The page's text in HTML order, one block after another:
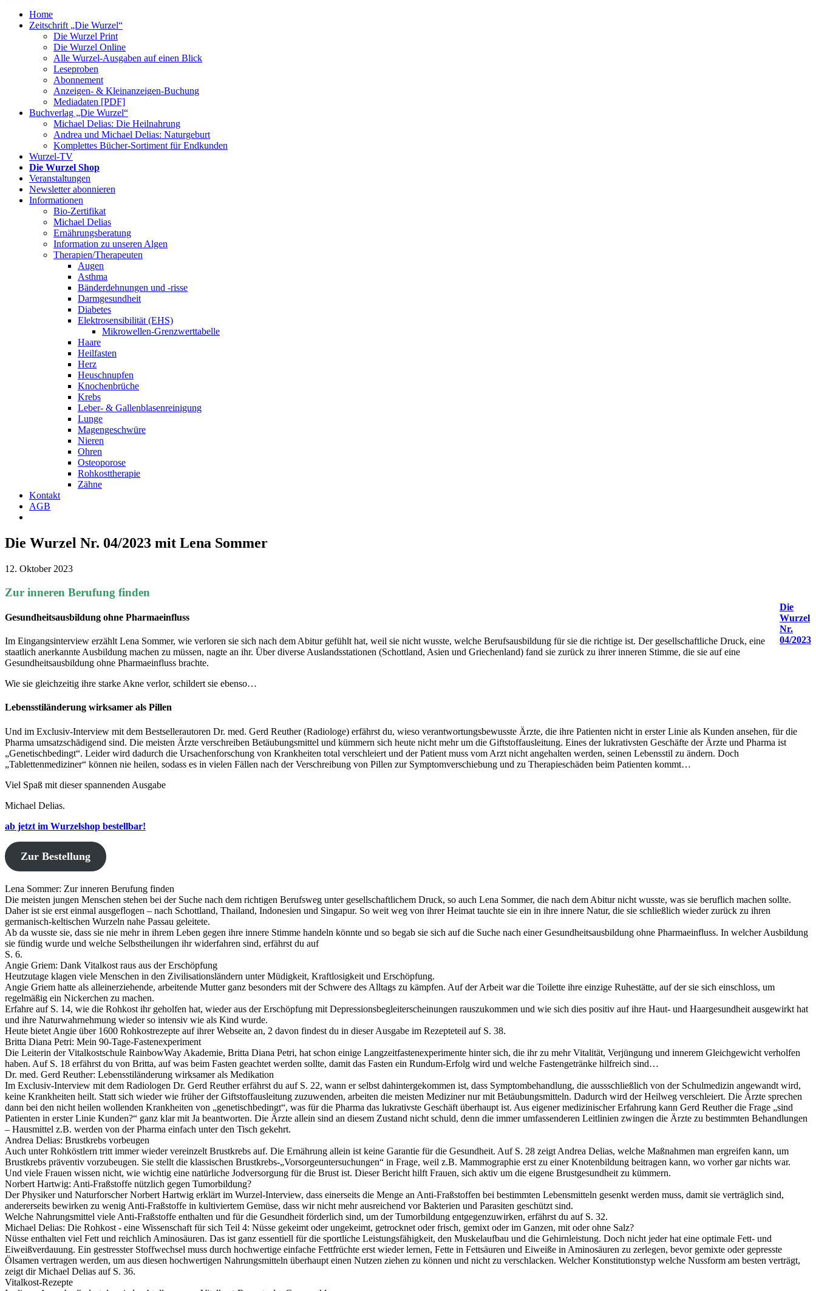
Home
Zeitschrift „Die Wurzel“
Die Wurzel Print
Die Wurzel Online
Alle Wurzel-Ausgaben auf einen Blick
Leseproben
Abonnement
Anzeigen- & Kleinanzeigen-Buchung
Mediadaten [PDF]
Buchverlag „Die Wurzel“
Michael Delias: Die Heilnahrung
Andrea und Michael Delias: Naturgeburt
Komplettes Bücher-Sortiment für Endkunden
Wurzel-TV
Die Wurzel Shop
Veranstaltungen
Newsletter abonnieren
Informationen
Bio-Zertifikat
Michael Delias
Ernährungsberatung
Information zu unseren Algen
Therapien/Therapeuten
Augen
Asthma
Bänderdehnungen und -risse
Darmgesundheit
Diabetes
Elektrosensibilität (EHS)
Mikrowellen-Grenzwerttabelle
Haare
Heilfasten
Herz
Heuschnupfen
Knochenbrüche
Krebs
Leber- & Gallenblasenreinigung
Lunge
Magengeschwüre
Nieren
Ohren
Osteoporose
Rohkosttherapie
Zähne
Kontakt
AGB
Die Wurzel Nr. 04/2023 mit Lena Sommer
12. Oktober 2023
Die
Wurzel
Nr.
04/2023
Zur inneren Berufung finden
Gesundheitsausbildung ohne Pharmaeinfluss
Im Eingangsinterview erzählt Lena Sommer, wie verloren sie sich nach dem Abitur gefühlt hat, weil sie nicht wusste, welche Berufsausbildung für sie die richtige ist. Der gesellschaftliche Druck, eine
staatlich anerkannte Ausbildung machen zu müssen, nagte an ihr. Über diverse Auslandsstationen (Schottland, Asien und Griechenland) fand sie zurück zu ihrer inneren Stimme, die sie auf eine
Gesundheitsausbildung ohne Pharmaeinfluss brachte.
Wie sie gleichzeitig ihre starke Akne verlor, schildert sie ebenso…
Lebensstiländerung wirksamer als Pillen
Und im Exclusiv-Interview mit dem Bestsellerautoren Dr. med. Gerd Reuther (Radiologe) erfährst du, wieso verantwortungsbewusste Ärzte, die ihre Patienten nicht in erster Linie als Kunden ansehen, für die
Pharma umsatzschädigend sind. Die meisten Ärzte verschreiben Betäubungsmittel und kümmern sich heute nicht mehr um die Giftstoffausleitung. Eines der lukrativsten Geschäfte der Ärzte und Pharma ist
„Genetischbedingt“. Leider wird dadurch die Ursachenforschung von Krankheiten total verschleiert und der Patient muss vom Arzt nicht angehalten werden, seinen Lebensstil zu ändern. Doch
„Tablettenmediziner“ können nie heilen, sodass es in vielen Fällen nach der Verschreibung von Pillen zur Symptomverschiebung und zu Therapieschäden beim Patienten kommt…
Viel Spaß mit dieser spannenden Ausgabe
Michael Delias.
ab jetzt im Wurzelshop bestellbar!
Zur Bestellung
Lena Sommer: Zur inneren Berufung finden
Die meisten jungen Menschen stehen bei der Suche nach dem richtigen Berufsweg unter gesellschaftlichem Druck, so auch Lena Sommer, die nach dem Abitur nicht wusste, was sie beruflich machen sollte.
Daher ist sie erst einmal ausgeflogen – nach Schottland, Thailand, Indonesien und Singapur. So weit weg von ihrer Heimat tauchte sie ein in ihre innere Natur, die sie schließlich wieder zurück zu ihren
germanisch-keltischen Wurzeln nahe Passau geleitete.
Ab da wusste sie, dass sie nie mehr in ihrem Leben gegen ihre innere Stimme handeln könnte und so begab sie sich auf die Suche nach einer Gesundheitsausbildung ohne Pharmaeinfluss. In welcher Ausbildung
sie fündig wurde und welche Selbstheilungen ihr widerfahren sind, erfährst du auf
S. 6.
Angie Griem: Dank Vitalkost raus aus der Erschöpfung
Heutzutage klagen viele Menschen in den Zivilisationsländern unter Müdigkeit, Kraftlosigkeit und Erschöpfung.
Angie Griem hatte als alleinerziehende, arbeitende Mutter ganz besonders mit der Schwere des Alltags zu kämpfen. Auf der Arbeit war die Toilette ihre einzige Ruhestätte, auf der sie sich einschloss, um
regelmäßig ein Nickerchen zu machen.
Erfahre auf S. 14, wie die Rohkost ihr geholfen hat, wieder aus der Erschöpfung mit Depressionsbegleiterscheinungen rauszukommen und wie sich dies positiv auf ihre Haut- und Haargesundheit ausgewirkt hat
und ihre Naturwahrnehmung wieder so intensiv wie als Kind wurde.
Heute bietet Angie über 1600 Rohkostrezepte auf ihrer Webseite an, 2 davon findest du in dieser Ausgabe im Rezepteteil auf S. 38.
Britta Diana Petri: Mein 90-Tage-Fastenexperiment
Die Leiterin der Vitalkostschule RainbowWay Akademie, Britta Diana Petri, hat schon einige Langzeitfastenexperimente hinter sich, die ihr zu mehr Vitalität, Verjüngung und innerem Gleichgewicht verholfen
haben. Auf S. 18 erfährst du von Britta, auf was beim Fasten geachtet werden sollte, damit das Fasten ein Rundum-Erfolg wird und welche Fastengetränke hilfreich sind…
Dr. med. Gerd Reuther: Lebensstiländerung wirksamer als Medikation
Im Exclusiv-Interview mit dem Radiologen Dr. Gerd Reuther erfährst du auf S. 22, wann er selbst dahintergekommen ist, dass Symptombehandlung, die aussschließlich von der Schulmedizin angewandt wird,
keine Krankheiten heilt. Statt sich wieder wie früher der Giftstoffausleitung zuzuwenden, arbeiten die meisten Mediziner nur mit Betäubungsmitteln. Dadurch wird der Heilweg verschleiert. Die Ärzte sprechen
dann bei den nicht heilen wollenden Krankheiten von „genetischbedingt“, was für die Pharma das lukrativste Geschäft überhaupt ist. Aus eigener medizinischer Erfahrung kann Gerd Reuther die Frage „sind
Patienten in erster Linie Kunden?“ ganz klar mit Ja beantworten. Die Ärzte allein sind an diesem Zustand nicht schuld, denn die immer umfassenderen Leitlinien zwingen die Ärzte zu bestimmten Behandlungen
– Hausmittel z.B. werden von der Pharma einfach unter den Tisch gekehrt.
Andrea Delias: Brustkrebs vorbeugen
Auch unter Rohköstlern tritt immer wieder vereinzelt Brustkrebs auf. Die Ernährung allein ist keine Garantie für die Gesundheit. Auf S. 28 zeigt Andrea Delias, welche Maßnahmen man ergreifen kann, um
Brustkrebs präventiv vorzubeugen. Sie stellt die klassischen Brustkrebs-„Vorsorgeuntersuchungen“ in Frage, weil z.B. Mammographie erst zu einer Knotenbildung beitragen kann, wo vorher gar nichts war.
Und viele Frauen wissen nicht, wie wichtig eine natürliche Jodversorgung für die Brust ist. Dieser Bericht hilft Frauen, sich aktiv um die eigene Brustgesundheit zu kümmern.
Norbert Hartwig: Anti-Fraßstoffe nützlich gegen Tumorbildung?
Der Physiker und Naturforscher Norbert Hartwig erklärt im Wurzel-Interview, dass einerseits die Menge an Anti-Fraßstoffen bei bestimmten Lebensmitteln gesenkt werden muss, damit sie verträglich sind,
andererseits bewirken zu wenig Anti-Fraßstoffe in kultiviertem Gemüse, dass wir nicht mehr ausreichend vor Bakterien und Parasiten geschützt sind.
Welche Nahrungsmittel viele Anti-Fraßstoffe enthalten und für die Gesundheit förderlich sind, um der Tumorbildung entgegenzuwirken, erfährst du auf S. 32.
Michael Delias: Die Rohkost - eine Wissenschaft für sich Teil 4: Nüsse gekeimt oder ungekeimt, getrocknet oder frisch, gemixt oder im Ganzen, mit oder ohne Salz?
Nüsse enthalten viel Fett und reichlich Aminosäuren. Das ist ganz essentiell für die sportliche Leistungsfähigkeit, den Muskelaufbau und die Gehirnleistung. Doch nicht jeder hat eine optimale Fett- und
Eiweißverdauung. Ein gestresster Stoffwechsel muss durch hochwertige einfache Fettfrüchte erst wieder lernen, Fette in Fettsäuren und Eiweiße in Aminosäuren zu zerlegen, bevor gemixte oder gepresste
Ölsamen vertragen werden, um aus diesen hochwertigen Nahrungsmitteln überhaupt einen Nutzen ziehen zu können und nicht zu verschlacken. Welcher Konstitutionstyp welche Nussform am besten verträgt,
zeigt dir Michael Delias auf S. 36.
Vitalkost-Rezepte